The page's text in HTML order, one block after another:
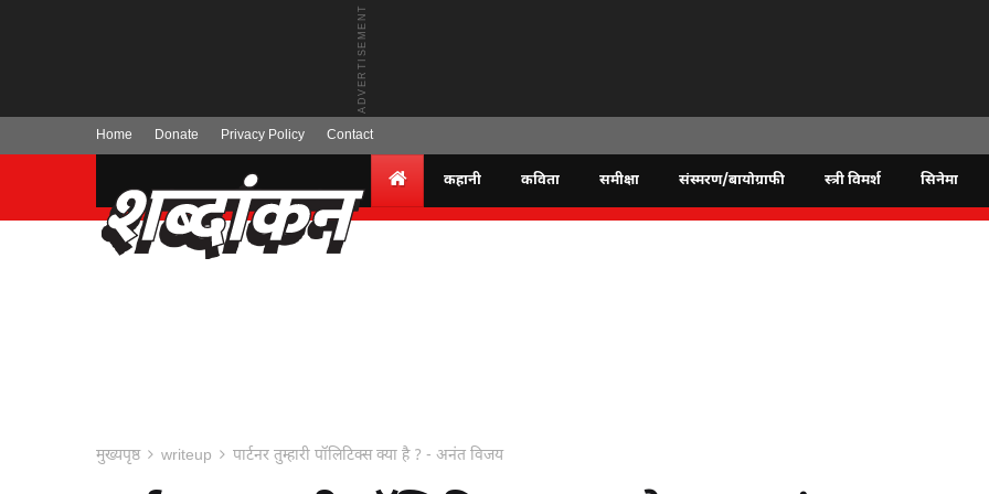
Home Donate Privacy Policy Contact
कहानी कविता समीक्षा संस्मरण/बायोग्राफी स्त्री विमर्श सिनेमा
मुख्यपृष्ठ writeup पार्टनर तुम्हारी पॉलिटिक्स क्या है ? - अनंत विजय